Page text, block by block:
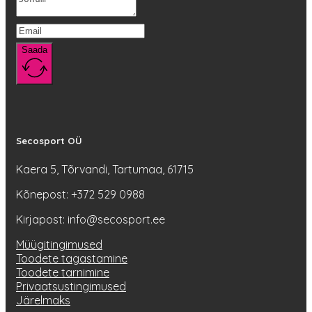
Saada
Secosport OÜ
Kaera 5, Tõrvandi, Tartumaa, 61715
Kõnepost: +372 529 0988
Kirjapost: info@secosport.ee
Müügitingimused
Toodete tagastamine
Toodete tarnimine
Privaatsustingimused
Järelmaks